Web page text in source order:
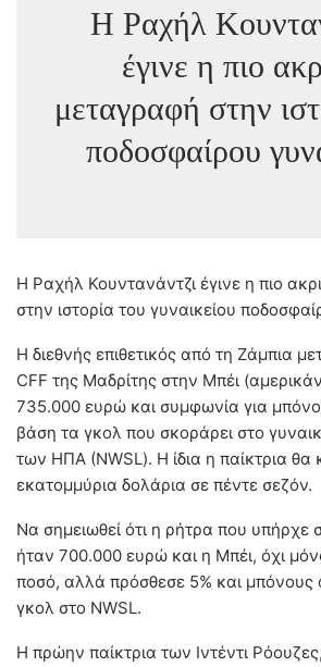
Η Ραχήλ
έγινε η πιο
μεταγραφή στην
ποδοσφαίρου
Η Ραχήλ Κουντανάντζι έγινε η πιο
στην ιστορία του γυναικείου
Η διεθνής επιθετικός από τη Ζάμπια
CFF της Μαδρίτης στην Μπέι
735.000 ευρώ και συμφωνία για
βάση τα γκολ που σκοράρει στο
των ΗΠΑ (NWSL). Η ίδια η παίκτρια θα
εκατομμύρια δολάρια σε πέντε σεζόν.
Να σημειωθεί ότι η ρήτρα που υπήρχε
ήταν 700.000 ευρώ και η Μπέι, όχι
ποσό, αλλά πρόσθεσε 5% και μπόνους
γκολ στο NWSL.
Η πρώην παίκτρια των Ιντέντι